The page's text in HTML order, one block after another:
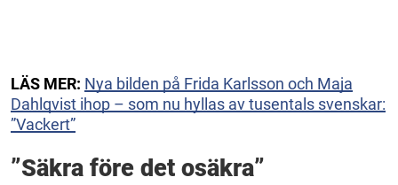
LÄS MER: Nya bilden på Frida Karlsson och Maja
Dahlqvist ihop – som nu hyllas av tusentals svenskar:
”Vackert”
”Säkra före det osäkra”